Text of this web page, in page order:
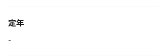
定年
-